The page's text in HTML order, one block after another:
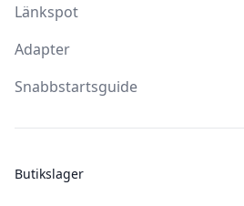
Länkspot
Adapter
Snabbstartsguide
Butikslager